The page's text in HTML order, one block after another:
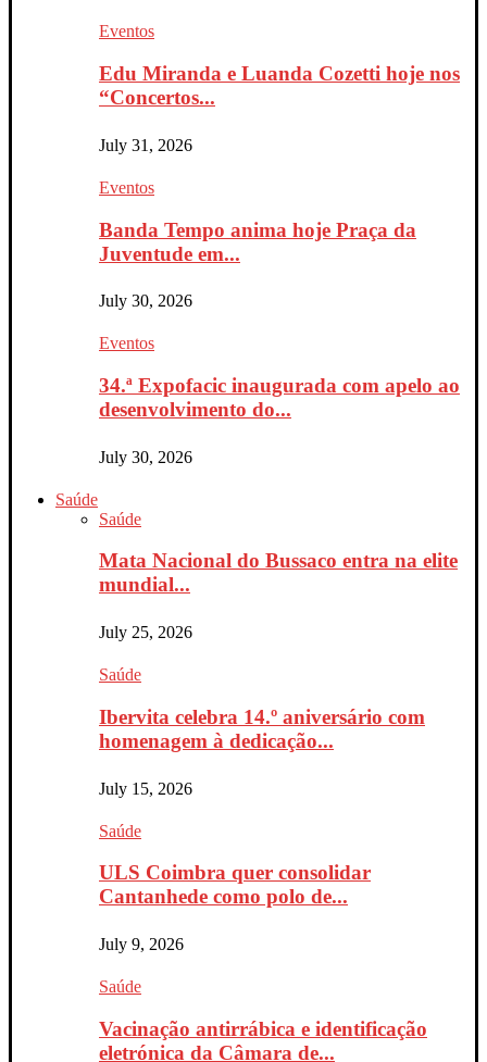
Eventos
Edu Miranda e Luanda Cozetti hoje nos
“Concertos...
July 31, 2026
Eventos
Banda Tempo anima hoje Praça da
Juventude em...
July 30, 2026
Eventos
34.ª Expofacic inaugurada com apelo ao
desenvolvimento do...
July 30, 2026
Saúde
Saúde
Mata Nacional do Bussaco entra na elite
mundial...
July 25, 2026
Saúde
Ibervita celebra 14.º aniversário com
homenagem à dedicação...
July 15, 2026
Saúde
ULS Coimbra quer consolidar
Cantanhede como polo de...
July 9, 2026
Saúde
Vacinação antirrábica e identificação
eletrónica da Câmara de...